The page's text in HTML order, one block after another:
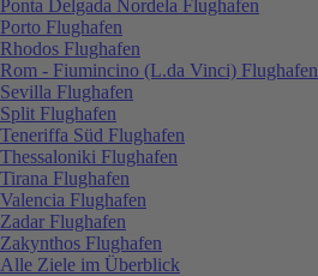
Ponta Delgada Nordela Flughafen
Porto Flughafen
Rhodos Flughafen
Rom - Fiumincino (L.da Vinci) Flughafen
Sevilla Flughafen
Split Flughafen
Teneriffa Süd Flughafen
Thessaloniki Flughafen
Tirana Flughafen
Valencia Flughafen
Zadar Flughafen
Zakynthos Flughafen
Alle Ziele im Überblick